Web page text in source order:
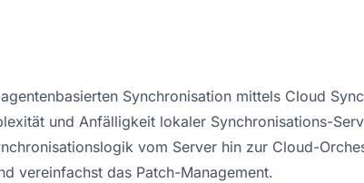
Synchronisation mittels Cloud
und Anfälligkeit lokaler Synchronisations-
vom Server hin zur Cloud-
vereinfachst das Patch-Management.